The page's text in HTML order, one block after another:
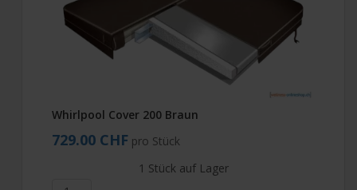
Whirlpool Cover 200 Braun
729.00 CHF pro Stück
1 Stück auf Lager